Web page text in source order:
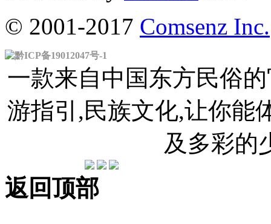
© 2001-2017 Comsenz Inc.
黔ICP备19012047号-1
一款来自中国东方民俗
游指引,民族文化,让你能
及多彩的
返回顶部